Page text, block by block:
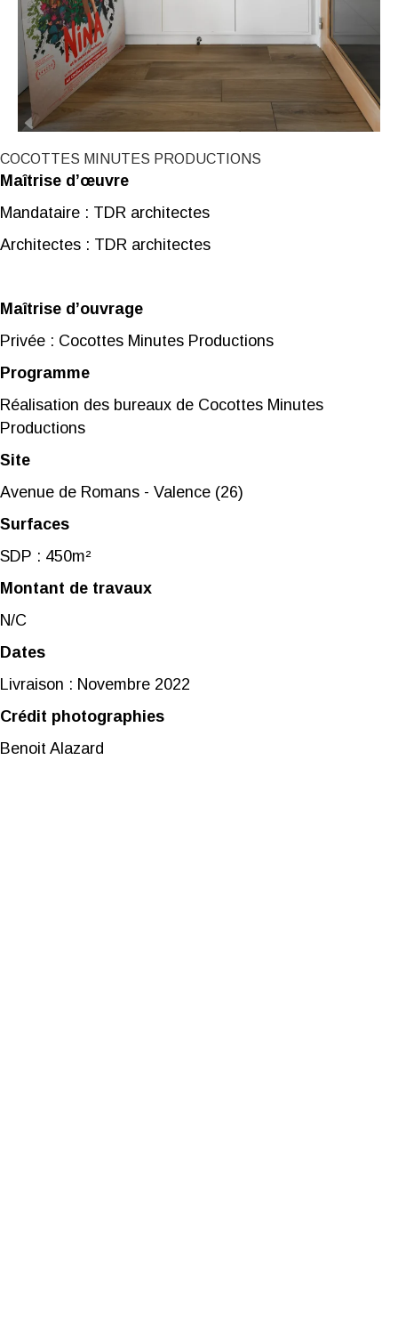
COCOTTES MINUTES PRODUCTIONS
Maîtrise d’œuvre
Mandataire : TDR architectes
Architectes : TDR architectes
Maîtrise d’ouvrage
Privée : Cocottes Minutes Productions
Programme
Réalisation des bureaux de Cocottes Minutes
Productions
Site
Avenue de Romans - Valence (26)
Surfaces
SDP : 450m²
Montant de travaux
N/C
Dates
Livraison : Novembre 2022
Crédit photographies
Benoit Alazard